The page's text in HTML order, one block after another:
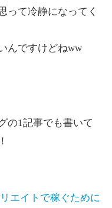
って冷静になってく
んですけどねww
の1記事でも書いて
エイトで稼ぐために